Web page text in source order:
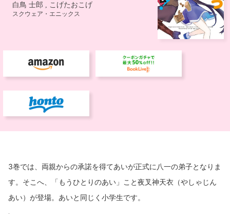
3巻では、両親からの承諾を得てあいが正式に八一の弟子となりま
す。そこへ、「もうひとりのあい」こと夜叉神天衣（やしゃじん
あい）が登場。あいと同じく小学生です。